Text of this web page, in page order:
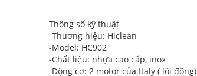
Thông số kỹ thuật
-Thương hiệu: Hiclean
-Model: HC902
-Chất liệu: nhựa cao cấp, inox
-Động cơ: 2 motor của Italy ( lõi đồng)